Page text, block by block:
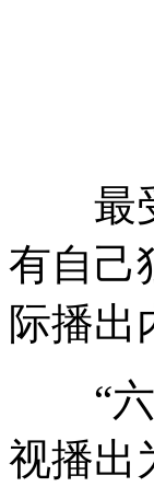
最受
有自己
际播出
“六
视播出